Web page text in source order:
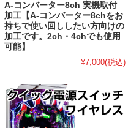
A-コンバーター8ch 実機取付
加工【A-コンバーター8chをお
持ちで使い回ししたい方向けの
加工です。2ch・4chでも使用
可能】
¥7,000(税込)